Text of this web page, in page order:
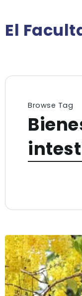
El
Browse Tag